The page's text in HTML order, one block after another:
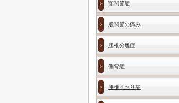
顎関節症
股関節の痛み
腰椎分離症
側弯症
腰椎すべり症